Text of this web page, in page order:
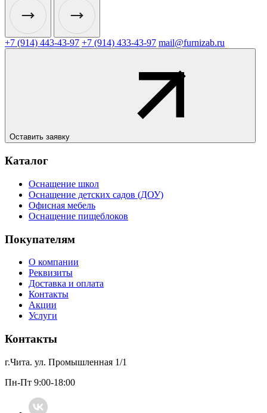
+7 (914) 443-43-97 +7 (914) 433-43-97 mail@furnizab.ru
Оставить заявку
Каталог
Оснащение школ
Оснащение детских садов (ДОУ)
Офисная мебель
Оснащение пищеблоков
Покупателям
О компании
Реквизиты
Доставка и оплата
Контакты
Акции
Услуги
Контакты
г.Чита. ул. Промышленная 1/1
Пн-Пт 9:00-18:00